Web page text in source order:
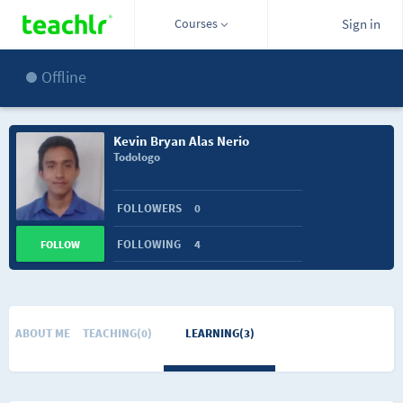
Courses Sign in
Offline
Kevin Bryan Alas Nerio
Todologo
FOLLOWERS 0
FOLLOWING 4
FOLLOW
ABOUT ME TEACHING(0) LEARNING(3)